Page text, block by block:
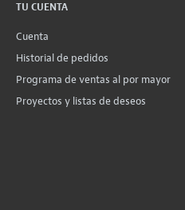
TU CUENTA
Cuenta
Historial de pedidos
Programa de ventas al por mayor
Proyectos y listas de deseos